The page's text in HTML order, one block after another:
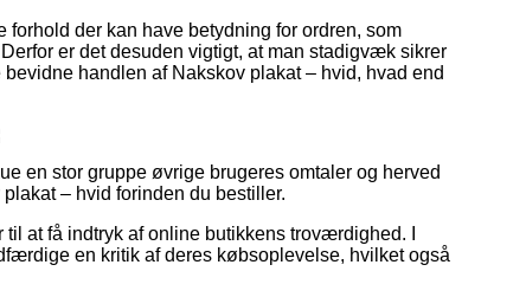
der kan have betydning for ordren, som
er det desuden vigtigt, at man stadigvæk sikrer
handlen af Nakskov plakat – hvid, hvad end
en stor gruppe øvrige brugeres omtaler og herved
– hvid forinden du bestiller.
at få indtryk af online butikkens troværdighed. I
en kritik af deres købsoplevelse, hvilket også